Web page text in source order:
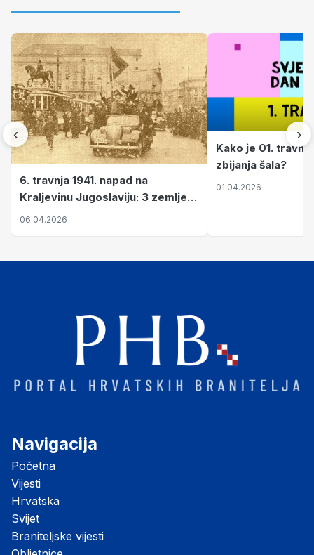
‹
6. travnja 1941. napad na
Kraljevinu Jugoslaviju: 3 zemlje
nastale njenim raspadom
06.04.2026
Kako je 01.
zbijanja šala?
01.04.2026
›
Navigacija
Početna
Vijesti
Hrvatska
Svijet
Braniteljske vijesti